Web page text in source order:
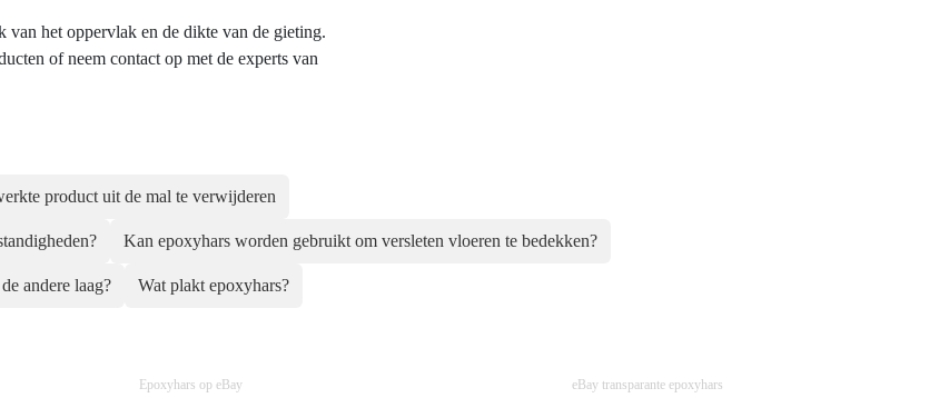
van het oppervlak en de dikte van de gieting.
of neem contact op met de experts van
product uit de mal te verwijderen
Kan epoxyhars worden gebruikt om versleten vloeren te bedekken?
andere laag? Wat plakt epoxyhars?
Epoxyhars op eBay eBay transparante epoxyhars